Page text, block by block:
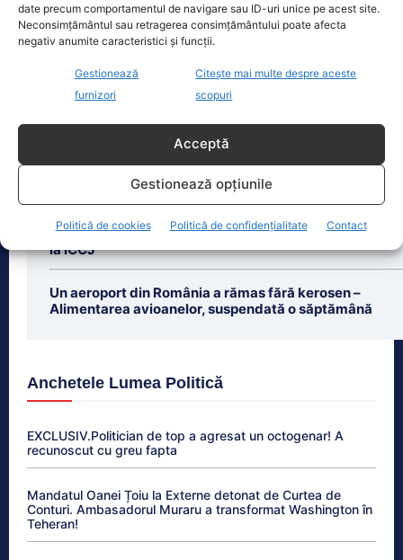
date precum comportamentul de navigare sau ID-uri unice pe acest site.
Neconsimțământul sau retragerea consimțământului poate afecta
negativ anumite caracteristici și funcții.
Gestionează
furnizori
Citește mai multe despre aceste
scopuri
Acceptă
Gestionează opțiunile
Politică de cookies Politică de confidențialitate Contact
dreaptă [...]
Peiu îl acuză pe Nicușor Dan că minte în privința
aderării la zona euro: „Nu există niciun consens”
Diana Șoșoacă, acuzată de trădare. Plângere penală
la ÎCCJ
Un aeroport din România a rămas fără kerosen –
Alimentarea avioanelor, suspendată o săptămână
Anchetele Lumea Politică
EXCLUSIV.Politician de top a agresat un octogenar! A
recunoscut cu greu fapta
Mandatul Oanei Țoiu la Externe detonat de Curtea de
Conturi. Ambasadorul Muraru a transformat Washington în
Teheran!